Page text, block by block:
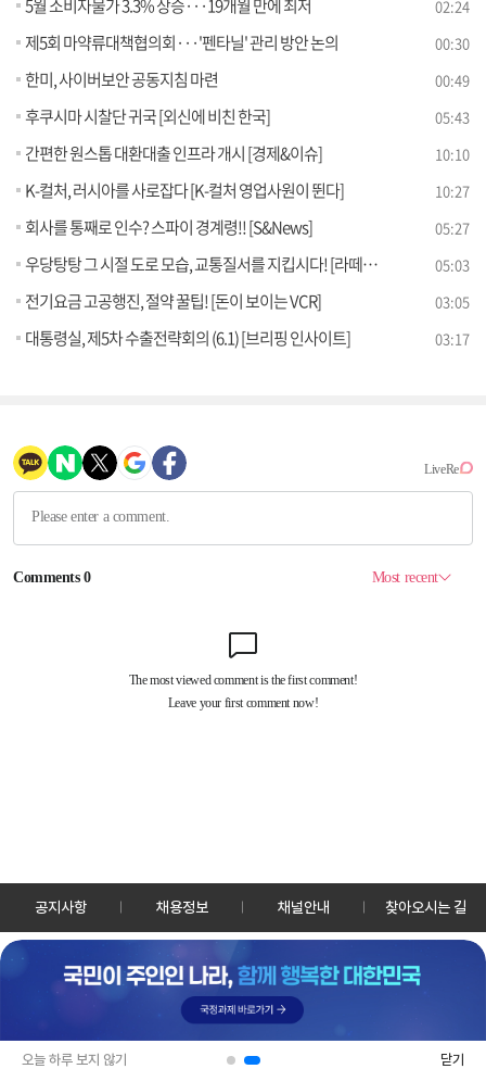
오늘 하루 보지 않기 닫기
5월 소비자물가 3.3% 상승···19개월 만에 최저 02:24
제5회 마약류대책협의회···'펜타닐' 관리 방안 논의 00:30
한미, 사이버보안 공동지침 마련 00:49
후쿠시마 시찰단 귀국 [외신에 비친 한국] 05:43
간편한 원스톱 대환대출 인프라 개시 [경제&이슈] 10:10
K-컬처, 러시아를 사로잡다 [K-컬처 영업사원이 뛴다] 10:27
회사를 통째로 인수? 스파이 경계령!! [S&News] 05:27
우당탕탕 그 시절 도로 모습, 교통질서를 지킵시다! [라떼는 뉴우스] 05:03
전기요금 고공행진, 절약 꿀팁! [돈이 보이는 VCR] 03:05
대통령실, 제5차 수출전략회의 (6.1) [브리핑 인사이트] 03:17
공지사항 채용정보 채널안내 찾아오시는 길
30128 세종특별자치시 정부2청사로 13 한국정책방송원 KTV
TEL: 044-204-8000
Copyrightⓒ KTV 국민방송 All Rights Reserved.